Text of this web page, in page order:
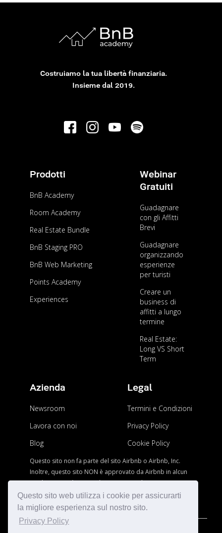
Questo sito web utilizza i cookie per assicurarti
la migliore esperienza sul nostro sito.
Privacy Policy
Costruiamo la tua libertà finanziaria.
Insieme dal 2019.
Prodotti
BnB Academy
Room Academy
Real Estate Bundle
BnB Staging PRO
BnB Web Marketing
Points Academy
Experiences
Webinar
Gratuiti
Guadagnare
con gli Affitti
Brevi
Guadagnare
organizzando
esperienze
per turisti
Creare un
business di
affitti a lungo
termine
Real Estate:
Long VS Short
Term
Azienda
Newsroom
Lavora con noi
Blog
Legal
Termini e Condizioni
Privacy Policy
Cookie Policy
Questo sito non fa parte del sito Airbnb o Airbnb, Inc.
Inoltre, questo sito NON è approvato da Airbnb in alcun
modo.AIRBNB è un marchio registrato di AIRBNB, Inc.